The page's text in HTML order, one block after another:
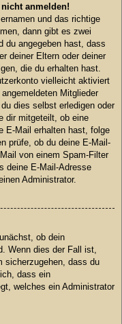
anmelden!
und das richtige
dann gibt es zwei
du angegeben hast, dass
deiner Eltern oder deiner
die du erhalten hast.
vielleicht aktiviert
Mitglieder
dies selbst erledigen oder
dir mitgeteilt, ob eine
E-Mail erhalten hast, folge
prüfe, ob du deine E-Mail-
von einem Spam-Filter
deine E-Mail-Adresse
Administrator.
ob dein
Wenn dies der Fall ist,
sicherzugehen, dass du
dass ein
welches ein Administrator